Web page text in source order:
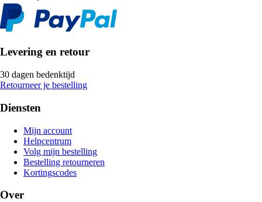
Levering en retour
30 dagen bedenktijd
Retourneer je bestelling
Diensten
Mijn account
Helpcentrum
Volg mijn bestelling
Bestelling retourneren
Kortingscodes
Over